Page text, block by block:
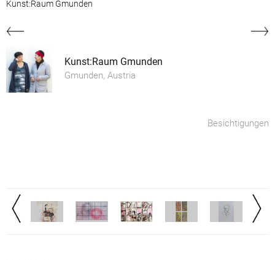
Kunst:Raum Gmunden
Kunst:Raum Gmunden
Gmunden, Austria
Besichtigungen